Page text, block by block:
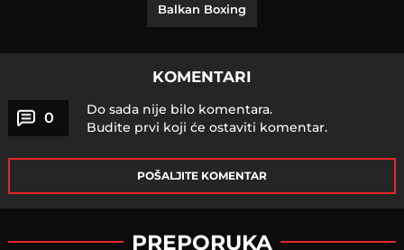
Balkan Boxing
KOMENTARI
0
Do sada nije bilo komentara.
Budite prvi koji će ostaviti komentar.
POŠALJITE KOMENTAR
PREPORUKA